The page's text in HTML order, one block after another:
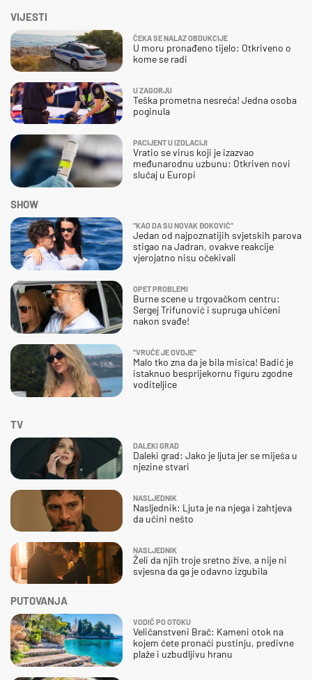
VIJESTI
ČEKA SE NALAZ OBDUKCIJE
U moru pronađeno tijelo: Otkriveno o
kome se radi
U ZAGORJU
Teška prometna nesreća! Jedna osoba
poginula
PACIJENT U IZOLACIJI
Vratio se virus koji je izazvao
međunarodnu uzbunu: Otkriven novi
slučaj u Europi
SHOW
"KAO DA SU NOVAK ĐOKOVIĆ"
Jedan od najpoznatijih svjetskih parova
stigao na Jadran, ovakve reakcije
vjerojatno nisu očekivali
OPET PROBLEMI
Burne scene u trgovačkom centru:
Sergej Trifunović i supruga uhićeni
nakon svađe!
"VRUĆE JE OVDJE"
Malo tko zna da je bila misica! Badić je
istaknuo besprijekornu figuru zgodne
voditeljice
TV
DALEKI GRAD
Daleki grad: Jako je ljuta jer se miješa u
njezine stvari
NASLJEDNIK
Nasljednik: Ljuta je na njega i zahtjeva
da učini nešto
NASLJEDNIK
Želi da njih troje sretno žive, a nije ni
svjesna da ga je odavno izgubila
PUTOVANJA
VODIČ PO OTOKU
Veličanstveni Brač: Kameni otok na
kojem ćete pronaći pustinju, predivne
plaže i uzbudljivu hranu